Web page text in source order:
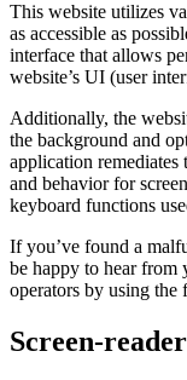
This website utilizes
as accessible as
interface that allows
website’s UI (user
Additionally, the
the background and
application
and behavior for
keyboard functions
If you’ve found a
be happy to hear from
operators by using
Screen-